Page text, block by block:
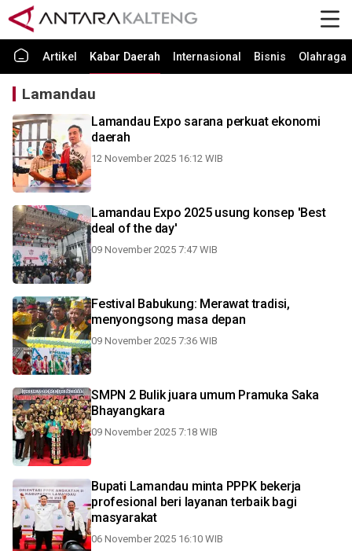
Artikel Kabar Daerah Internasional Bisnis Olahraga
Lamandau
Lamandau Expo sarana perkuat ekonomi
daerah
12 November 2025 16:12 WIB
Lamandau Expo 2025 usung konsep 'Best
deal of the day'
09 November 2025 7:47 WIB
Festival Babukung: Merawat tradisi,
menyongsong masa depan
09 November 2025 7:36 WIB
SMPN 2 Bulik juara umum Pramuka Saka
Bhayangkara
09 November 2025 7:18 WIB
Bupati Lamandau minta PPPK bekerja
profesional beri layanan terbaik bagi
masyarakat
06 November 2025 16:10 WIB